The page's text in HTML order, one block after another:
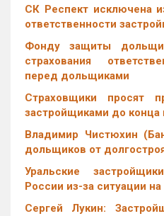
СК Респект исключена
ответственности
Фонду защиты
страхования
перед дольщиками
Страховщики просят
застройщиками до конца
Владимир Чистюхин
дольщиков от
Уральские
России из-за ситуации
Сергей Лукин: